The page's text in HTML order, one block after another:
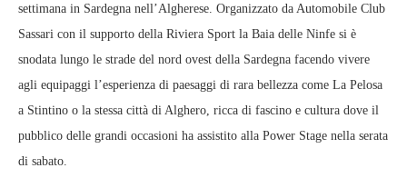
settimana in Sardegna nell’Algherese. Organizzato da Automobile Club
Sassari con il supporto della Riviera Sport la Baia delle Ninfe si è
snodata lungo le strade del nord ovest della Sardegna facendo vivere
agli equipaggi l’esperienza di paesaggi di rara bellezza come La Pelosa
a Stintino o la stessa città di Alghero, ricca di fascino e cultura dove il
pubblico delle grandi occasioni ha assistito alla Power Stage nella serata
di sabato.